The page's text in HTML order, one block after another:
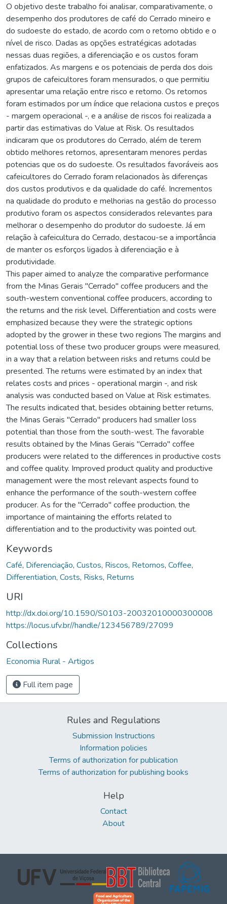
O objetivo deste trabalho foi analisar, comparativamente, o
desempenho dos produtores de café do Cerrado mineiro e
do sudoeste do estado, de acordo com o retorno obtido e o
nível de risco. Dadas as opções estratégicas adotadas
nessas duas regiões, a diferenciação e os custos foram
enfatizados. As margens e os potenciais de perda dos dois
grupos de cafeicultores foram mensurados, o que permitiu
apresentar uma relação entre risco e retorno. Os retornos
foram estimados por um índice que relaciona custos e preços
- margem operacional -, e a análise de riscos foi realizada a
partir das estimativas do Value at Risk. Os resultados
indicaram que os produtores do Cerrado, além de terem
obtido melhores retornos, apresentaram menores perdas
potencias que os do sudoeste. Os resultados favoráveis aos
cafeicultores do Cerrado foram relacionados às diferenças
dos custos produtivos e da qualidade do café. Incrementos
na qualidade do produto e melhorias na gestão do processo
produtivo foram os aspectos considerados relevantes para
melhorar o desempenho do produtor do sudoeste. Já em
relação à cafeicultura do Cerrado, destacou-se a importância
de manter os esforços ligados à diferenciação e à
produtividade.
This paper aimed to analyze the comparative performance
from the Minas Gerais "Cerrado" coffee producers and the
south-western conventional coffee producers, according to
the returns and the risk level. Differentiation and costs were
emphasized because they were the strategic options
adopted by the grower in these two regions The margins and
potential loss of these two producer groups were measured,
in a way that a relation between risks and returns could be
presented. The returns were estimated by an index that
relates costs and prices - operational margin -, and risk
analysis was conducted based on Value at Risk estimates.
The results indicated that, besides obtaining better returns,
the Minas Gerais "Cerrado" producers had smaller loss
potential than those from the south-west. The favorable
results obtained by the Minas Gerais "Cerrado" coffee
producers were related to the differences in productive costs
and coffee quality. Improved product quality and productive
management were the most relevant aspects found to
enhance the performance of the south-western coffee
producer. As for the "Cerrado" coffee production, the
importance of maintaining the efforts related to
differentiation and to the productivity was pointed out.
Keywords
Café, Diferenciação, Custos, Riscos, Retornos, Coffee,
Differentiation, Costs, Risks, Returns
URI
http://dx.doi.org/10.1590/S0103-20032010000300008
https://locus.ufv.br//handle/123456789/27099
Collections
Economia Rural - Artigos
Full item page
Rules and Regulations
Submission Instructions
Information policies
Terms of authorization for publication
Terms of authorization for publishing books
Help
Contact
About